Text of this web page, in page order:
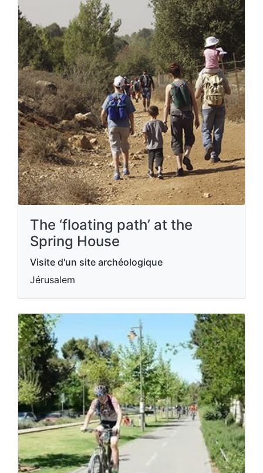
The ‘floating path’ at the
Spring House
Visite d'un site archéologique
Jérusalem